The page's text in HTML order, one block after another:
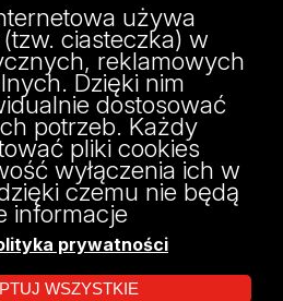
Łódź
(ADE):
17
używa
ciasteczka) w
reklamowych
Dzięki nim
dostosować
potrzeb. Każdy
pliki cookies
wyłączenia ich w
czemu nie będą
informacje
prywatności
WSZYSTKIE